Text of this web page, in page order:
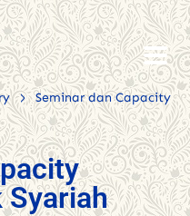
>
Seminar dan Capacity
Syariah